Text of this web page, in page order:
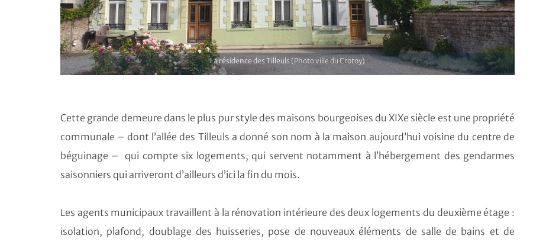
La résidence des Tilleuls (Photo ville du Crotoy)
Cette grande demeure dans le plus pur style des maisons bourgeoises du XIXe siècle est une propriété
communale – dont l’allée des Tilleuls a donné son nom à la maison aujourd’hui voisine du centre de
béguinage – qui compte six logements, qui servent notamment à l’hébergement des gendarmes
saisonniers qui arriveront d’ailleurs d’ici la fin du mois.
Les agents municipaux travaillent à la rénovation intérieure des deux logements du deuxième étage :
isolation, plafond, doublage des huisseries, pose de nouveaux éléments de salle de bains et de